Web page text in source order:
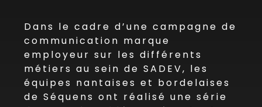
Dans le cadre d’une campagne de
communication marque
employeur sur les différents
métiers au sein de SADEV, les
équipes nantaises et bordelaises
de Séquens ont réalisé une série